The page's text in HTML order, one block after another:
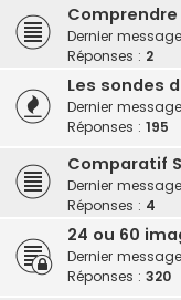
Dernier
Réponses : 2
Les sondes
Dernier
Réponses : 195
Comparatif
Dernier
Réponses : 4
24 ou 60
Dernier
Réponses : 320